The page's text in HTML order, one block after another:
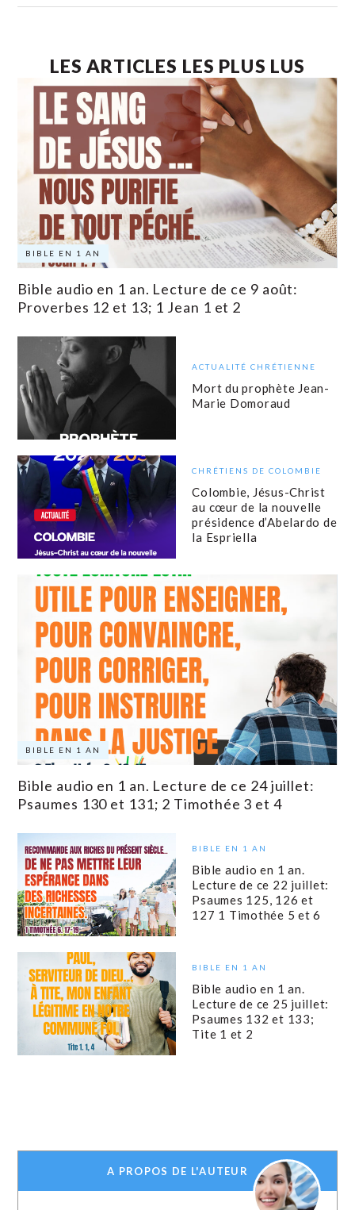
LES ARTICLES LES PLUS LUS
BIBLE EN 1 AN
Bible audio en 1 an. Lecture de ce 9 août:
Proverbes 12 et 13; 1 Jean 1 et 2
ACTUALITÉ CHRÉTIENNE
Mort du prophète Jean-
Marie Domoraud
CHRÉTIENS DE COLOMBIE
Colombie, Jésus-Christ
au cœur de la nouvelle
présidence d’Abelardo de
la Espriella
BIBLE EN 1 AN
Bible audio en 1 an. Lecture de ce 24 juillet:
Psaumes 130 et 131; 2 Timothée 3 et 4
BIBLE EN 1 AN
Bible audio en 1 an.
Lecture de ce 22 juillet:
Psaumes 125, 126 et
127 1 Timothée 5 et 6
BIBLE EN 1 AN
Bible audio en 1 an.
Lecture de ce 25 juillet:
Psaumes 132 et 133;
Tite 1 et 2
A PROPOS DE L'AUTEUR